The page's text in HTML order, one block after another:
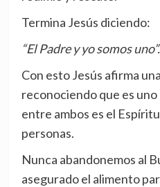
Termina Jesús diciendo:
“El Padre y yo somos uno”.
Con esto Jesús afirma
reconociendo que es uno
entre ambos es el
personas.
Nunca abandonemos al
asegurado el alimento